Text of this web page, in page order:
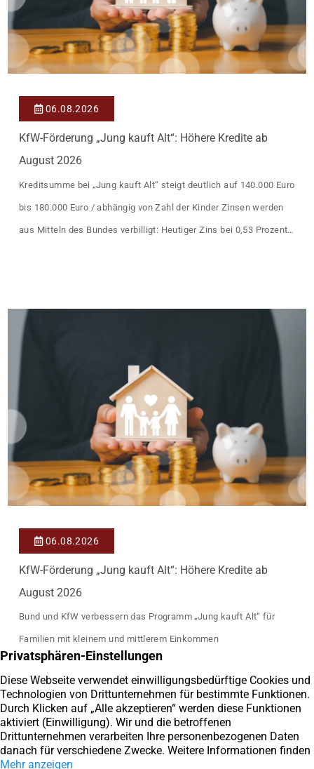
06.08.2026
KfW-Förderung „Jung kauft Alt“: Höhere Kredite ab
August 2026
Kreditsumme bei „Jung kauft Alt“ steigt deutlich auf 140.000 Euro
bis 180.000 Euro / abhängig von Zahl der Kinder Zinsen werden
aus Mitteln des Bundes verbilligt: Heutiger Zins bei 0,53 Prozent
Einzelmaßnahmen […]
06.08.2026
KfW-Förderung „Jung kauft Alt“: Höhere Kredite ab
August 2026
Bund und KfW verbessern das Programm „Jung kauft Alt“ für
Familien mit kleinem und mittlerem Einkommen